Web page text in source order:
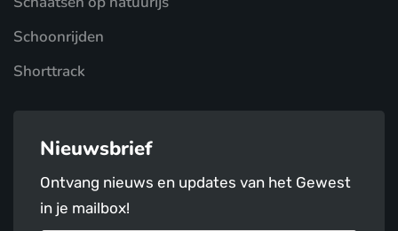
Schoonrijden
Shorttrack
Nieuwsbrief
Ontvang nieuws en updates van het Gewest
in je mailbox!